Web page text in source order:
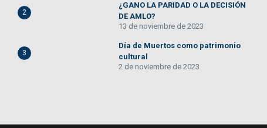
2
¿GANO LA PARIDAD O LA DECISIÓN
DE AMLO?
13 de noviembre de 2023
3
Día de Muertos como patrimonio
cultural
2 de noviembre de 2023